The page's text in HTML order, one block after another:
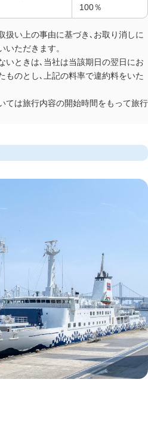
100％
扱い上の事由に基づき､お取り消しに
いただきます。
いときは､当社は当該期日の翌日にお
ものとし､上記の料率で違約料をいた
ては旅行内容の開始時間をもって旅行